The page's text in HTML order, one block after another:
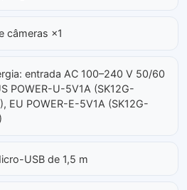
câmeras ×1
entrada AC 100–240 V 50/60
POWER-U-5V1A (SK12G-
EU POWER-E-5V1A (SK12G-
USB de 1,5 m